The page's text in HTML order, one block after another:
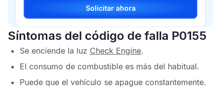
Solicitar ahora
Síntomas del código de falla P0155
Se enciende la luz Check Engine.
El consumo de combustible es más del habitual.
Puede que el vehículo se apague constantemente.